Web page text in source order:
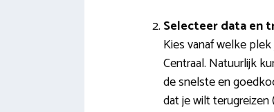
Selecteer data en
Kies vanaf welke
Centraal. Natuurlijk
de snelste en
dat je wilt